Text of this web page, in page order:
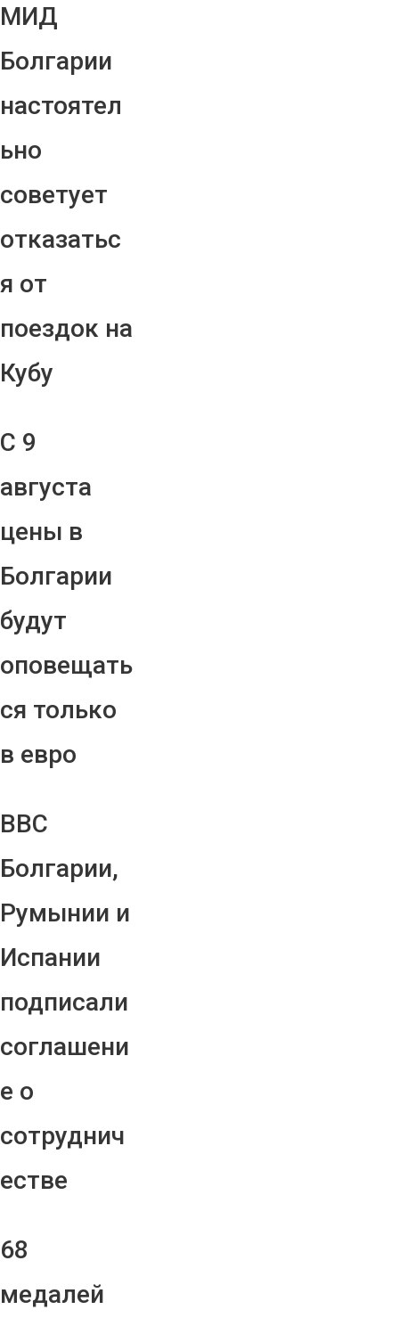
МИД
Болгарии
настоятел
ьно
советует
отказатьс
я от
поездок на
Кубу
С 9
августа
цены в
Болгарии
будут
оповещать
ся только
в евро
ВВС
Болгарии,
Румынии и
Испании
подписали
соглашени
е о
сотруднич
естве
68
медалей